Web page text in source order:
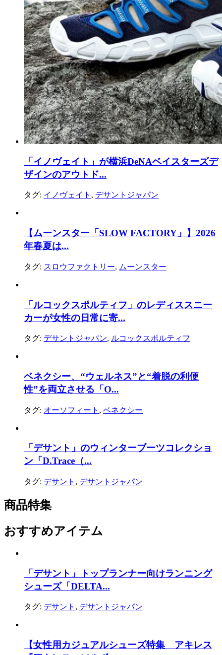
「イノヴェイト」が横浜DeNAベイスターズデ
ザインのアウトド...
タグ: イノヴェイト , デサントジャパン
【ムーンスター「SLOW FACTORY」】2026
年春夏は...
タグ: スロウファクトリー, ムーンスター
「ルコックスポルティフ」のレディススニー
カーが女性の日常に寄...
タグ: デサントジャパン, ルコックスポルティフ
ベネクシー、“ウェルネス”と“着脱の利便
性”を両立させる「O...
タグ: オーソフィート , ベネクシー
「デサント」のウィンターブーツコレクショ
ン「D.Trace（...
タグ: デサント , デサントジャパン
商品特集
おすすめアイテム
「デサント」トップランナー向けランニング
シューズ「DELTA...
タグ: デサント , デサントジャパン
【女性用カジュアルシューズ特集 アキレス